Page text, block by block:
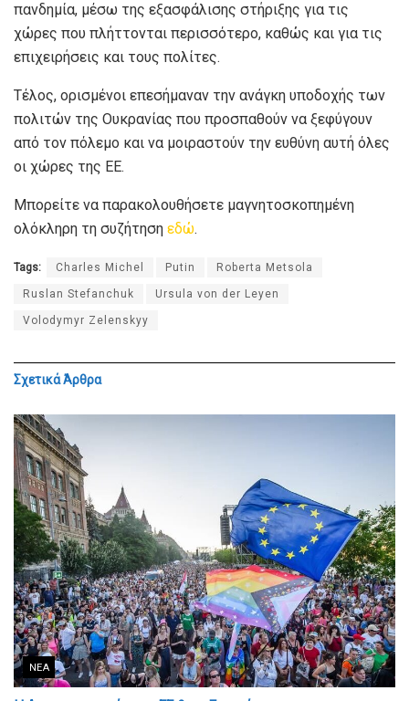
πανδημία, μέσω της εξασφάλισης στήριξης για τις
χώρες που πλήττονται περισσότερο, καθώς και για τις
επιχειρήσεις και τους πολίτες.
Τέλος, ορισμένοι επεσήμαναν την ανάγκη υποδοχής των
πολιτών της Ουκρανίας που προσπαθούν να ξεφύγουν
από τον πόλεμο και να μοιραστούν την ευθύνη αυτή όλες
οι χώρες της ΕΕ.
Μπορείτε να παρακολουθήσετε μαγνητοσκοπημένη
ολόκληρη τη συζήτηση εδώ.
Tags: Charles Michel Putin Roberta Metsola
Ruslan Stefanchuk Ursula von der Leyen
Volodymyr Zelenskyy
ΣχετικάΆρθρα
ΝΈΑ